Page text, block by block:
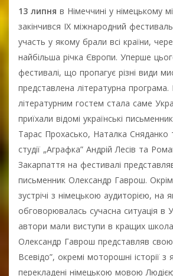
13 липня в Німеччині у німецькому
закінчився ІХ міжнародний
участь у якому брали всі країни,
найбільша річка Європи. Уперше
фестивалі, що пропагує різні види
представлена літературна
літературним гостем стала саме
приїхали відомі українські
Тарас Прохасько, Наталка Сняданко
студії „Аграфка” Андрій Лесів та
Закарпаття на фестивалі
письменник Олександр Гаврош. Окрім
зустрічі з німецькою аудиторією, на
обговорювалась сучасна ситуація в
автори мали виступи в кращих
Олександр Гаврош представляв
Всевідо”, окремі моторошні історії з
перекладені німецькою мовою